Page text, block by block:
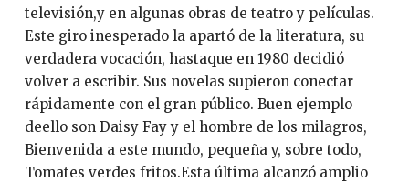
televisión,y en algunas obras de teatro y películas.
Este giro inesperado la apartó de la literatura, su
verdadera vocación, hastaque en 1980 decidió
volver a escribir. Sus novelas supieron conectar
rápidamente con el gran público. Buen ejemplo
deello son Daisy Fay y el hombre de los milagros,
Bienvenida a este mundo, pequeña y, sobre todo,
Tomates verdes fritos.Esta última alcanzó amplio